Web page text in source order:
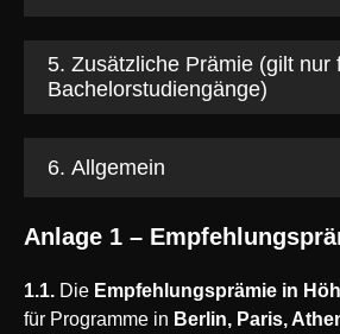
5. Zusätzliche Prämie (gilt nur
Bachelorstudiengänge)
6. Allgemein
Anlage 1 –
1.1. Die Empfehlungsprämie in
für Programme in Berlin, Paris,